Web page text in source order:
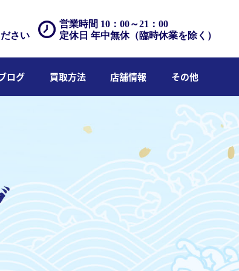
営業時間 10：00～21：00
定休日 年中無休（臨時休業を除く）
さい
ログ 買取方法 店舗情報 その他